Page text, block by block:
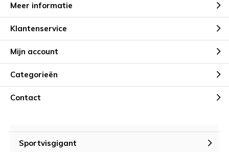
Meer informatie
Klantenservice
Mijn account
Categorieën
Contact
Sportvisgigant